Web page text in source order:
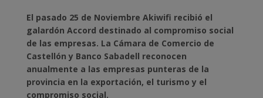
El pasado 25 de Noviembre Akiwifi recibió el
galardón Accord destinado al compromiso social
de las empresas. La Cámara de Comercio de
Castellón y Banco Sabadell reconocen
anualmente a las empresas punteras de la
provincia en la exportación, el turismo y el
compromiso social.